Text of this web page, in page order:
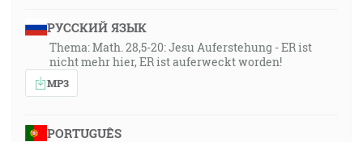
РУССКИЙ ЯЗЫК
Thema: Math. 28,5-20: Jesu Auferstehung - ER ist
nicht mehr hier, ER ist auferweckt worden!
MP3
PORTUGUÊS